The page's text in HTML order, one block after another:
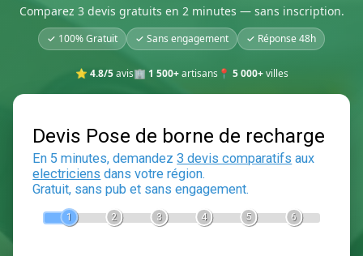
Comparez 3 devis gratuits en 2 minutes — sans inscription.
✓ 100% Gratuit ✓ Sans engagement ✓ Réponse 48h
⭐ 4.8/5avis🏢 1 500+artisans 📍 5 000+villes
Devis Pose de borne de
En 5 minutes, demandez3 devis comparatifs